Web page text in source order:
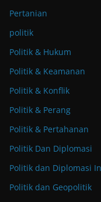
Pertanian
politik
Politik & Hukum
Politik & Keamanan
Politik & Konflik
Politik & Perang
Politik & Pertahanan
Politik Dan Diplomasi
Politik dan Diplomasi
Politik dan Geopolitik